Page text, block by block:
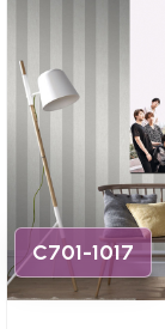
C701-1017